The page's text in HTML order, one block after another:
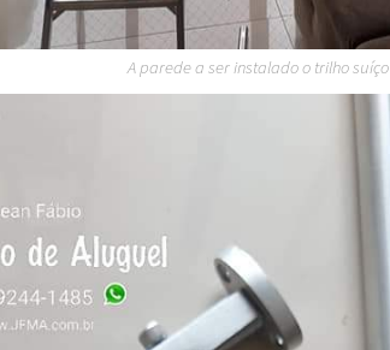
A parede a ser instalado o trilho suíço